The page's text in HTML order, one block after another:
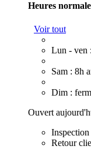
Heures
Voir tout
Lun - ven
Sam : 8h
Dim :
Ouvert
Retour